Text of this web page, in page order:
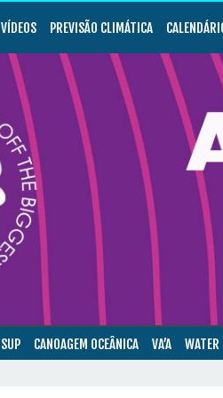
VÍDEOS PREVISÃO CLIMÁTICA
SUP CANOAGEM OCEÂNICA VA’A